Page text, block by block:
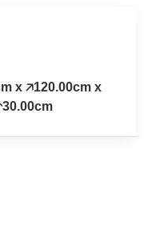
x 🡥120.00cm x